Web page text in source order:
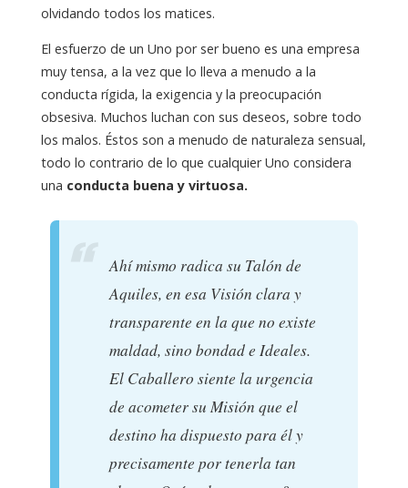
olvidando todos los matices.
El esfuerzo de un Uno por ser bueno es una empresa
muy tensa, a la vez que lo lleva a menudo a la
conducta rígida, la exigencia y la preocupación
obsesiva. Muchos luchan con sus deseos, sobre todo
los malos. Éstos son a menudo de naturaleza sensual,
todo lo contrario de lo que cualquier Uno considera
una conducta buena y virtuosa.
Ahí mismo radica su Talón de
Aquiles, en esa Visión clara y
transparente en la que no existe
maldad, sino bondad e Ideales.
El Caballero siente la urgencia
de acometer su Misión que el
destino ha dispuesto para él y
precisamente por tenerla tan